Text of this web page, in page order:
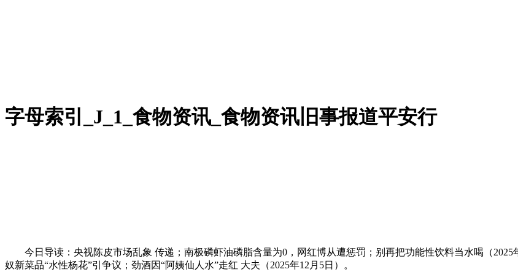
字母索引_J_1_食物资讯_食物资讯旧事报道平安行
今日导读：央视陈皮市场乱象 传递；南极磷虾油磷脂含量为0，网红博从遭惩罚；别再把功能性饮料当水喝（2025
奴新菜品“水性杨花”引争议；劲酒因“阿姨仙人水”走红 大夫（2025年12月5日）。